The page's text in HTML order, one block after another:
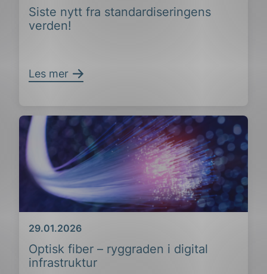
Siste nytt fra standardiseringens
verden!
Les mer
Optisk fiber – ryggraden i digital
infrastruktur
Dato
29.01.2026